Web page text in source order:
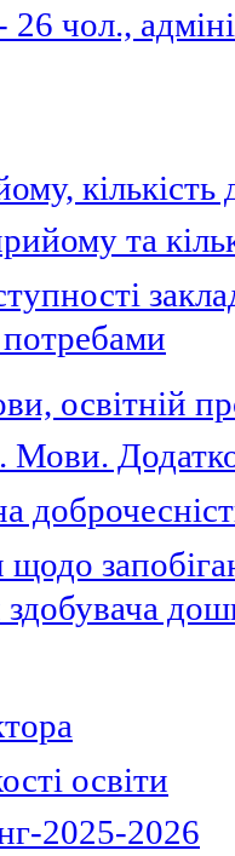
26 чол.,
кількість
та
освітній
освіти
2025-2026